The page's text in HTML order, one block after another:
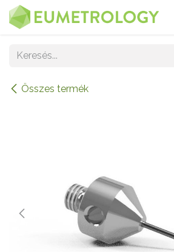
Kihagyás és továbblépés a tartalomhoz
Összes termék